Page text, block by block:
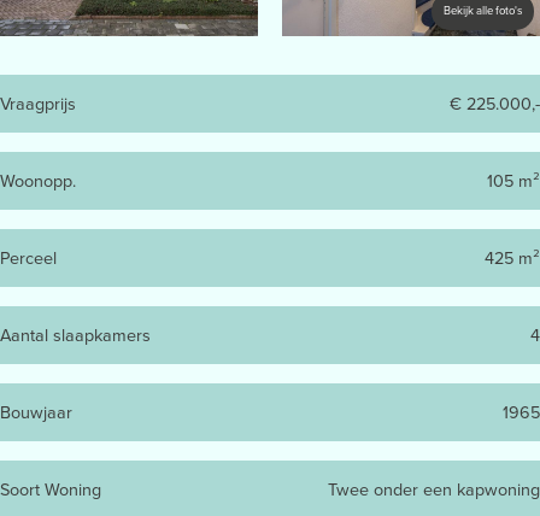
Bekijk alle foto's
Vraagprijs € 225.000,-
Woonopp. 105 m²
Perceel 425 m²
Aantal slaapkamers 4
Bouwjaar 1965
Soort Woning
Twee onder een kapwoning